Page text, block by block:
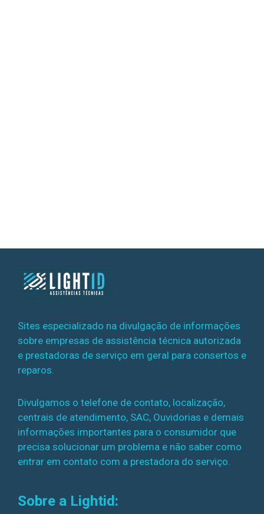
Sites especializado na divulgação de informações
sobre empresas de assistência técnica autorizada
e prestadoras de serviço em geral para consertos e
reparos.
Divulgamos o telefone de contato, localização,
centrais de atendimento, SAC, Ouvidorias e demais
informações importantes para o consumidor que
precisa solucionar um problema e não saber como
entrar em contato com a prestadora do serviço.
Sobre a Lightid: